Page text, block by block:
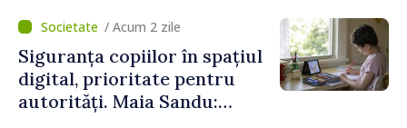
de vârf a concediilor
/ Acum 2 zile
Siguranța copiilor în spațiul
digital, prioritate pentru
autorități. Maia Sandu: